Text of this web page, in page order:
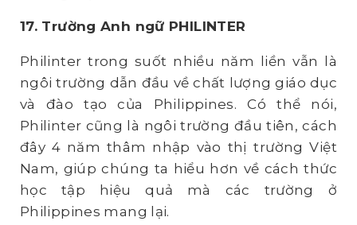
17. Trường Anh ngữ PHILINTER
Philinter trong suốt nhiều năm liền vẫn là
ngôi trường dẫn đầu về chất lượng giáo dục
và đào tạo của Philippines. Có thể nói,
Philinter cũng là ngôi trường đầu tiên, cách
đây 4 năm thâm nhập vào thị trường Việt
Nam, giúp chúng ta hiểu hơn về cách thức
học tập hiệu quả mà các trường ở
Philippines mang lại.